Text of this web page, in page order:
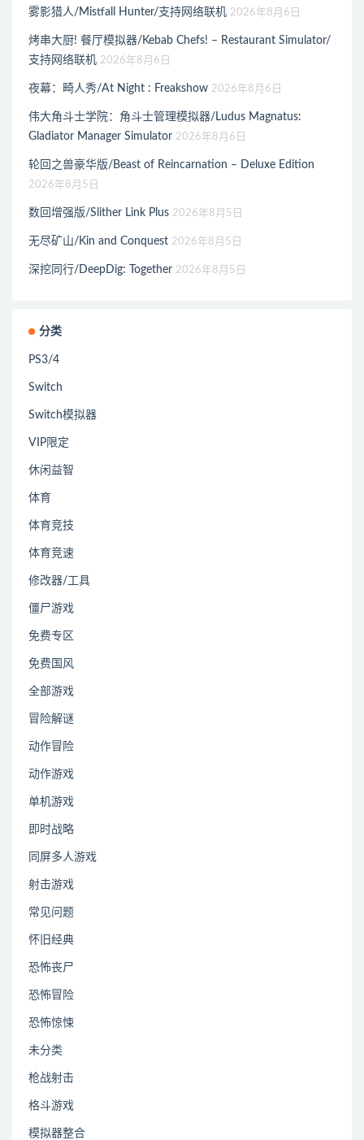
雾影猎人/Mistfall Hunter/支持网络联机 2026年8月6日
烤串大厨! 餐厅模拟器/Kebab Chefs! – Restaurant Simulator/
支持网络联机 2026年8月6日
夜幕：畸人秀/At Night : Freakshow 2026年8月6日
伟大角斗士学院：角斗士管理模拟器/Ludus Magnatus:
Gladiator Manager Simulator 2026年8月6日
轮回之兽豪华版/Beast of Reincarnation – Deluxe Edition
2026年8月5日
数回增强版/Slither Link Plus 2026年8月5日
无尽矿山/Kin and Conquest 2026年8月5日
深挖同行/DeepDig: Together 2026年8月5日
分类
PS3/4
Switch
Switch模拟器
VIP限定
休闲益智
体育
体育竞技
体育竞速
修改器/工具
僵尸游戏
免费专区
免费国风
全部游戏
冒险解谜
动作冒险
动作游戏
单机游戏
即时战略
同屏多人游戏
射击游戏
常见问题
怀旧经典
恐怖丧尸
恐怖冒险
恐怖惊悚
未分类
枪战射击
格斗游戏
模拟器整合